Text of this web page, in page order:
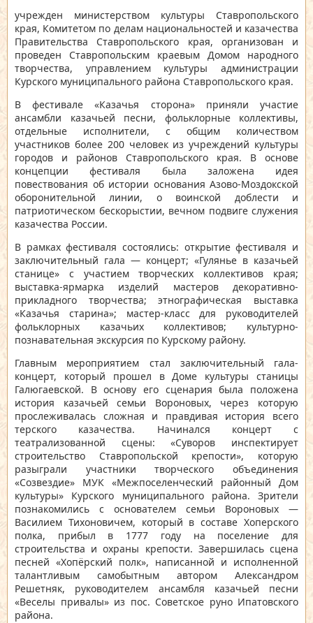
учрежден министерством культуры Ставропольского
края, Комитетом по делам национальностей и казачества
Правительства Ставропольского края, организован и
проведен Ставропольским краевым Домом народного
творчества, управлением культуры администрации
Курского муниципального района Ставропольского края.
В фестивале «Казачья сторона» приняли участие
ансамбли казачьей песни, фольклорные коллективы,
отдельные исполнители, с общим количеством
участников более 200 человек из учреждений культуры
городов и районов Ставропольского края. В основе
концепции фестиваля была заложена идея
повествования об истории основания Азово-Моздокской
оборонительной линии, о воинской доблести и
патриотическом бескорыстии, вечном подвиге служения
казачества России.
В рамках фестиваля состоялись: открытие фестиваля и
заключительный гала — концерт; «Гулянье в казачьей
станице» с участием творческих коллективов края;
выставка-ярмарка изделий мастеров декоративно-
прикладного творчества; этнографическая выставка
«Казачья старина»; мастер-класс для руководителей
фольклорных казачьих коллективов; культурно-
познавательная экскурсия по Курскому району.
Главным мероприятием стал заключительный гала-
концерт, который прошел в Доме культуры станицы
Галюгаевской. В основу его сценария была положена
история казачьей семьи Вороновых, через которую
прослеживалась сложная и правдивая история всего
терского казачества. Начинался концерт с
театрализованной сцены: «Суворов инспектирует
строительство Ставропольской крепости», которую
разыграли участники творческого объединения
«Созвездие» МУК «Межпоселенческий районный Дом
культуры» Курского муниципального района. Зрители
познакомились с основателем семьи Вороновых —
Василием Тихоновичем, который в составе Хоперского
полка, прибыл в 1777 году на поселение для
строительства и охраны крепости. Завершилась сцена
песней «Хопёрский полк», написанной и исполненной
талантливым самобытным автором Александром
Решетняк, руководителем ансамбля казачьей песни
«Веселы привалы» из пос. Советское руно Ипатовского
района.